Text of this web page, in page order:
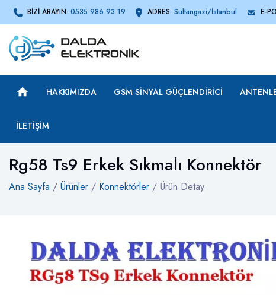
BİZİ ARAYIN: 0535 986 93 19 ADRES: Sultangazi/İstanbul E-
HAKKIMIZDA GSM SINYAL GÜÇLENDIRICI
İLETIŞIM
Rg58 Ts9 Erkek Sıkmalı Konnektör
Ana Sayfa / Ürünler / Konnektörler / Ürün Detay